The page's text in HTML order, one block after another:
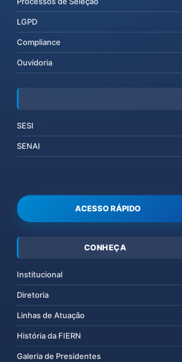
LGPD
Compliance
Ouvidoria
SESI
SENAI
ACESSO RÁPIDO
CONHEÇA
Institucional
Diretoria
Linhas de Atuação
História da FIERN
Galeria de Presidentes